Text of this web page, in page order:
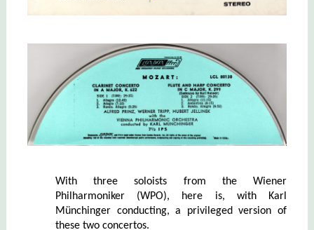
With three soloists from the Wiener
Philharmoniker (WPO), here is, with Karl
Münchinger conducting, a privileged version of
these two concertos.